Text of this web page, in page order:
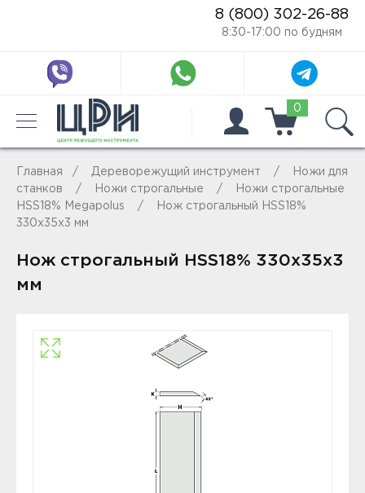
8 (800) 302-26-88
8:30-17:00 по будням
0
Главная Дереворежущий инструмент
Ножи для
станков
Ножи строгальные
Ножи строгальные
HSS18% Megapolus
Нож строгальный HSS18%
330x35x3 мм
Нож строгальный HSS18% 330x35x3
мм